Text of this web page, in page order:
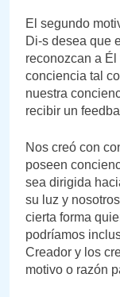
El segundo
Di-s desea que
reconozcan a
conciencia tal
nuestra
recibir un
Nos creó con
poseen
sea dirigida
su luz y
cierta forma
podríamos
Creador y los
motivo o razón